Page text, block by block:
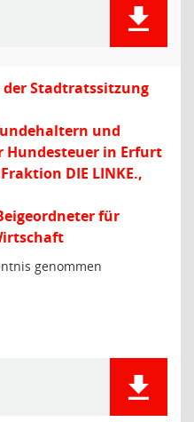
der Stadtratssitzung
und
Hundesteuer in Erfurt
DIE LINKE.,
für
genommen